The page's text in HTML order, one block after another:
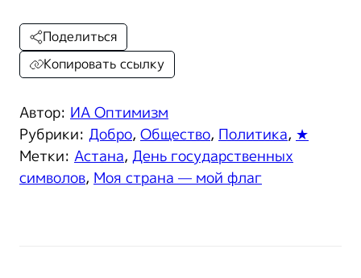
Автор: ИА Оптимизм
Рубрики: Добро, Общество, Политика, ★
Метки: Астана, День государственных
символов, Моя страна — мой флаг
Поделиться
Копировать ссылку